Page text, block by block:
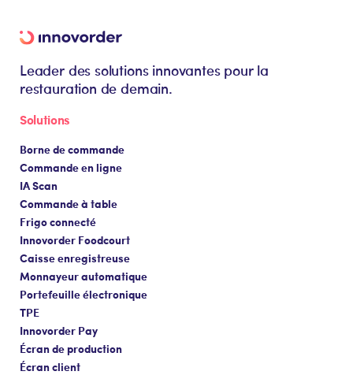
Leader des solutions innovantes pour la
restauration de demain.
Solutions
Borne de commande
Commande en ligne
IA Scan
Commande à table
Frigo connecté
Innovorder Foodcourt
Caisse enregistreuse
Monnayeur automatique
Portefeuille électronique
TPE
Innovorder Pay
Écran de production
Écran client